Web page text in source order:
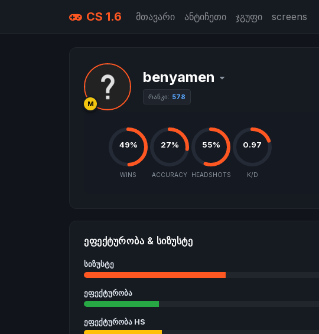
CS 1.6 მთავარი ანტიჩეთი ჯგუფი screens
M
benyamen
რანკი: 578
49%
WINS
27%
ACCURACY
55%
HEADSHOTS
0.97
K/D
ᲔᲤᲔᲥᲢᲣᲠᲝᲑᲐ & ᲡᲘᲖᲣᲡᲢᲔ
სიზუსტე
ეფექტურობა
ეფექტურობა HS